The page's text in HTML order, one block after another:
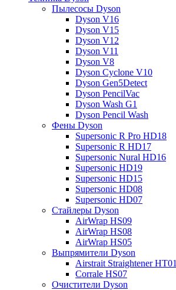
Пылесосы Dyson
Dyson V16
Dyson V15
Dyson V12
Dyson V11
Dyson V8
Dyson Cyclone V10
Dyson Gen5Detect
Dyson PencilVac
Dyson Wash G1
Dyson Pencil Wash
Фены Dyson
Supersonic R Pro HD18
Supersonic R HD17
Supersonic Nural HD16
Supersonic HD19
Supersonic HD15
Supersonic HD08
Supersonic HD07
Стайлеры Dyson
AirWrap HS09
AirWrap HS08
AirWrap HS05
Выпрямители Dyson
Airstrait Straightener HT01
Corrale HS07
Очистители Dyson